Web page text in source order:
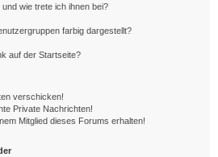
wie trete ich ihnen bei?
farbig dargestellt?
auf der Startseite?
verschicken!
Private Nachrichten!
Mitglied dieses Forums erhalten!